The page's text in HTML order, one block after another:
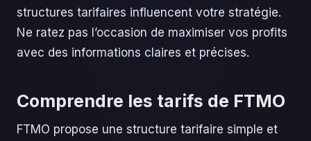
structures tarifaires influencent votre stratégie.
Ne ratez pas l’occasion de maximiser vos profits
avec des informations claires et précises.
Comprendre les tarifs de FTMO
FTMO propose une structure tarifaire simple et